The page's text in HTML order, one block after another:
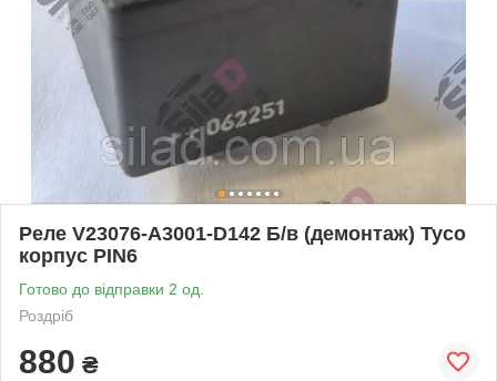
Реле V23076-A3001-D142 Б/в (демонтаж) Tyco
корпус PIN6
Готово до відправки 2 од.
Роздріб
880 ₴